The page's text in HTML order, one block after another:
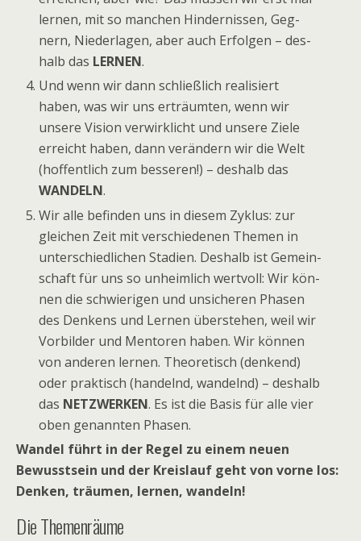
ler­nen, mit so man­chen Hin­der­nis­sen, Geg­
nern, Nie­der­la­gen, aber auch Erfol­gen – des­
halb das LERNEN.
Und wenn wir dann schließ­lich rea­li­siert
haben, was wir uns erträum­ten, wenn wir
unsere Vision ver­wirk­licht und unsere Ziele
erreicht haben, dann ver­än­dern wir die Welt
(hof­fent­lich zum bes­se­ren!) – des­halb das
WANDELN.
Wir alle befin­den uns in die­sem Zyklus: zur
glei­chen Zeit mit ver­schie­de­nen The­men in
unter­schied­li­chen Sta­dien. Des­halb ist Gemein­
schaft für uns so unheim­lich wert­voll: Wir kön­
nen die schwie­ri­gen und unsi­che­ren Pha­sen
des Den­kens und Ler­nen über­ste­hen, weil wir
Vor­bil­der und Men­to­ren haben. Wir kön­nen
von ande­ren ler­nen. Theo­re­tisch (den­kend)
oder prak­tisch (han­delnd, wan­delnd) – des­halb
das NETZWERKEN. Es ist die Basis für alle vier
oben genann­ten Phasen.
Wan­del führt in der Regel zu einem neuen
Bewusst­sein und der Kreis­lauf geht von vorne los:
Den­ken, träu­men, ler­nen, wandeln!
Die The­men­räume